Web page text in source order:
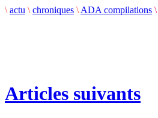
\ actu \ chroniques \ ADA compilations \
Articles suivants